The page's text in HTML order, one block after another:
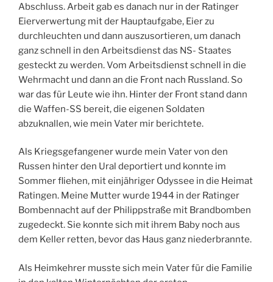
Abschluss. Arbeit gab es danach nur in der Ratinger
Eierverwertung mit der Hauptaufgabe, Eier zu
durchleuchten und dann auszusortieren, um danach
ganz schnell in den Arbeitsdienst das NS- Staates
gesteckt zu werden. Vom Arbeitsdienst schnell in die
Wehrmacht und dann an die Front nach Russland. So
war das für Leute wie ihn. Hinter der Front stand dann
die Waffen-SS bereit, die eigenen Soldaten
abzuknallen, wie mein Vater mir berichtete.
Als Kriegsgefangener wurde mein Vater von den
Russen hinter den Ural deportiert und konnte im
Sommer fliehen, mit einjähriger Odyssee in die Heimat
Ratingen. Meine Mutter wurde 1944 in der Ratinger
Bombennacht auf der Philippstraße mit Brandbomben
zugedeckt. Sie konnte sich mit ihrem Baby noch aus
dem Keller retten, bevor das Haus ganz niederbrannte.
Als Heimkehrer musste sich mein Vater für die Familie